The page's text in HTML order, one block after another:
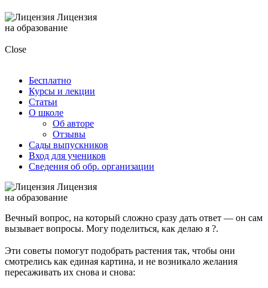
Лицензия
на образование
Close
Бесплатно
Курсы и лекции
Статьи
О школе
Об авторе
Отзывы
Сады выпускников
Вход для учеников
Сведения об обр. организации
Лицензия
на образование
Вечный вопрос, на который сложно сразу дать ответ — он сам
вызывает вопросы. Могу поделиться, как делаю я ?.
Эти советы помогут подобрать растения так, чтобы они
смотрелись как единая картина, и не возникало желания
пересаживать их снова и снова: